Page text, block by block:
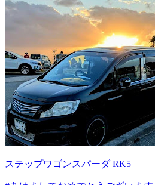
ステップワゴンスパーダ RK5